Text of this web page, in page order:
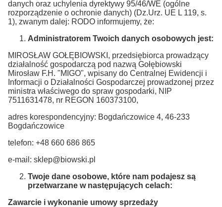
danych oraz uchylenia dyrektywy 95/46/WE (ogólne
rozporządzenie o ochronie danych) (Dz.Urz. UE L 119, s.
1), zwanym dalej: RODO informujemy, że:
Administratorem Twoich danych osobowych jest:
MIROSŁAW GOŁĘBIOWSKI, przedsiębiorca prowadzący
działalność gospodarczą pod nazwą Gołębiowski
Mirosław F.H. "MIGO", wpisany do Centralnej Ewidencji i
Informacji o Działalności Gospodarczej prowadzonej przez
ministra właściwego do spraw gospodarki, NIP
7511631478, nr REGON 160373100,
adres korespondencyjny: Bogdańczowice 4, 46-233
Bogdańczowice
telefon: +48 660 686 865
e-mail: sklep@biowski.pl
Twoje dane osobowe, które nam podajesz są
przetwarzane w następujących celach:
Zawarcie i wykonanie umowy sprzedaży